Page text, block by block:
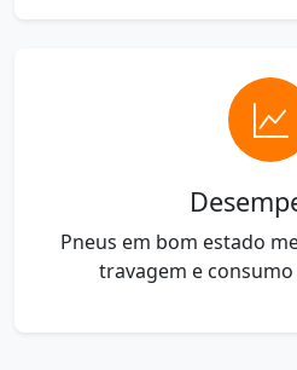
Pneus em bom estado
travagem e